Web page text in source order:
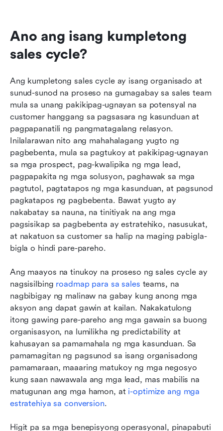
Ano ang isang kumpletong
sales cycle?
Ang kumpletong sales cycle ay isang organisado at
sunud-sunod na proseso na gumagabay sa sales team
mula sa unang pakikipag-ugnayan sa potensyal na
customer hanggang sa pagsasara ng kasunduan at
pagpapanatili ng pangmatagalang relasyon.
Inilalarawan nito ang mahahalagang yugto ng
pagbebenta, mula sa pagtukoy at pakikipag-ugnayan
sa mga prospect, pag-kwalipika ng mga lead,
pagpapakita ng mga solusyon, paghawak sa mga
pagtutol, pagtatapos ng mga kasunduan, at pagsunod
pagkatapos ng pagbebenta. Bawat yugto ay
nakabatay sa nauna, na tinitiyak na ang mga
pagsisikap sa pagbebenta ay estratehiko, nasusukat,
at nakatuon sa customer sa halip na maging pabigla-
bigla o hindi pare-pareho.
Ang maayos na tinukoy na proseso ng sales cycle ay
nagsisilbing roadmap para sa sales teams, na
nagbibigay ng malinaw na gabay kung anong mga
aksyon ang dapat gawin at kailan. Nakakatulong
itong gawing pare-pareho ang mga gawain sa buong
organisasyon, na lumilikha ng predictability at
kahusayan sa pamamahala ng mga kasunduan. Sa
pamamagitan ng pagsunod sa isang organisadong
pamamaraan, maaaring matukoy ng mga negosyo
kung saan nawawala ang mga lead, mas mabilis na
matugunan ang mga hamon, at i-optimize ang mga
estratehiya sa conversion.
Higit pa sa mga benepisyong operasyonal, pinapabuti